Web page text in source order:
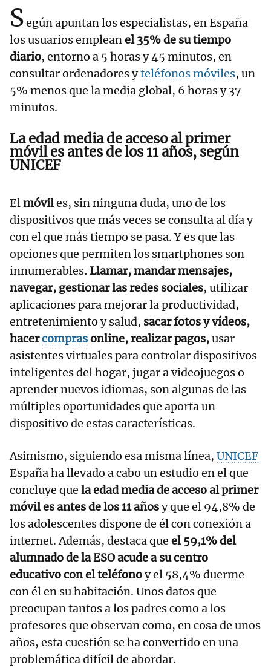
Según apuntan los especialistas, en España
los usuarios empleanel 35% de su tiempo
diario, entorno a 5 horas y 45 minutos, en
consultar ordenadores yteléfonos móviles, un
5% menos que la media global, 6 horas y 37
minutos.
La edad media de acceso al primer
móvil es antes de los 11 años, según
UNICEF
Elmóviles, sin ninguna duda, uno de los
dispositivos que más veces se consulta al día y
con el que más tiempo se pasa. Y es que las
opciones que permiten los smartphones son
innumerables. Llamar, mandar mensajes,
navegar, gestionar las redes sociales, utilizar
aplicaciones para mejorar la productividad,
entretenimiento y salud, sacar fotos y vídeos,
hacercomprasonline, realizar pagos,usar
asistentes virtuales para controlar dispositivos
inteligentes del hogar, jugar a videojuegos o
aprender nuevos idiomas, son algunas de las
múltiples oportunidades que aporta un
dispositivo de estas características.
Asimismo, siguiendo esa misma línea, UNICEF
España ha llevado a cabo un estudio en el que
concluye que la edad media de acceso al primer
móvil es antes de los 11 añosy que el 94,8% de
los adolescentes dispone de él con conexión a
internet. Además, destaca que el 59,1% del
alumnado de la ESO acude a su centro
educativo con el teléfonoy el 58,4% duerme
con él en su habitación. Unos datos que
preocupan tantos a los padres como a los
profesores que observan como, en cosa de unos
años, esta cuestión se ha convertido en una
problemática difícil de abordar.